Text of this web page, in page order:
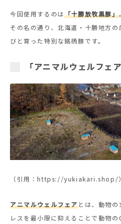
今回使用するのは「十勝放牧黒豚」。
その名の通り、北海道・十勝地方
びと育った特別な銘柄豚です。
「アニマルウェルフェ
（引用：https://yukiakari.shop/）
アニマルウェルフェアとは、動物
レスを最小限に抑えることで動物